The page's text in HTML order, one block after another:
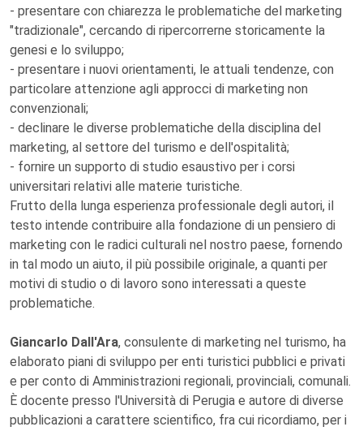
- presentare con chiarezza le problematiche del marketing
"tradizionale", cercando di ripercorrerne storicamente la
genesi e lo sviluppo;
- presentare i nuovi orientamenti, le attuali tendenze, con
particolare attenzione agli approcci di marketing non
convenzionali;
- declinare le diverse problematiche della disciplina del
marketing, al settore del turismo e dell'ospitalità;
- fornire un supporto di studio esaustivo per i corsi
universitari relativi alle materie turistiche.
Frutto della lunga esperienza professionale degli autori, il
testo intende contribuire alla fondazione di un pensiero di
marketing con le radici culturali nel nostro paese, fornendo
in tal modo un aiuto, il più possibile originale, a quanti per
motivi di studio o di lavoro sono interessati a queste
problematiche.
Giancarlo Dall'Ara, consulente di marketing nel turismo, ha
elaborato piani di sviluppo per enti turistici pubblici e privati
e per conto di Amministrazioni regionali, provinciali, comunali.
È docente presso l'Università di Perugia e autore di diverse
pubblicazioni a carattere scientifico, fra cui ricordiamo, per i